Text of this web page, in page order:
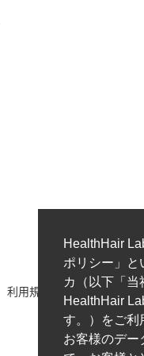
利用規約 著作権ポリシ
HealthHair
ポリシー」と
カ（以下「当
HealthHair
す。）をご利
お客様のデー